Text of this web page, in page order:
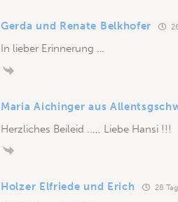
Gerda und Renate Belkhofer
In lieber Erinnerung …
Maria Aichinger aus
Herzliches Beileid ..,,, Liebe Hansi !!!
Holzer Elfriede und Erich 28